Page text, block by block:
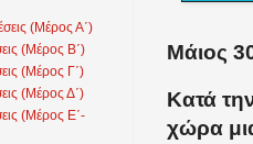
Μάιος
Κατά
χώρα
(Mέρος Α΄)
(Μέρος Β΄)
(Μέρος Γ΄)
(Μέρος Δ΄)
(Μέρος Ε΄-